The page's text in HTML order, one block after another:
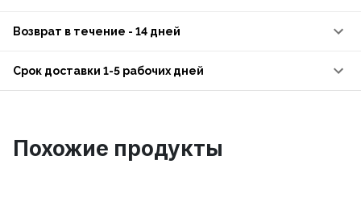
Возврат в течение - 14 дней
Срок доставки 1-5 рабочих дней
Похожие продукты